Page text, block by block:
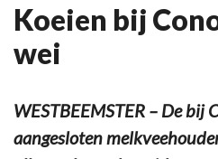
Koeien bij
wei
WESTBEEMSTER – De bij
aangesloten